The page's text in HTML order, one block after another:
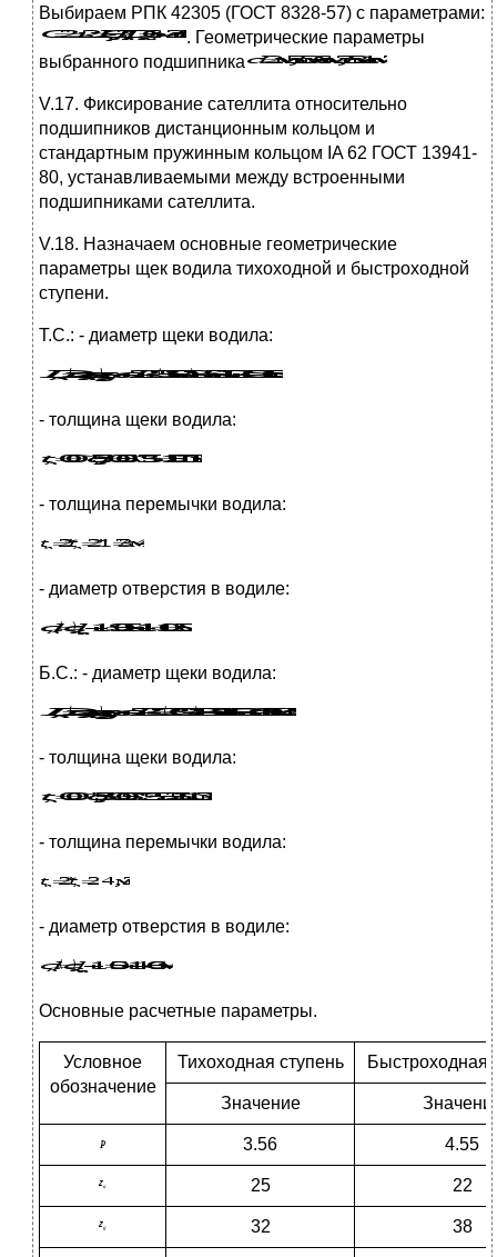
Выбираем РПК 42305 (ГОСТ 8328-57) с параметрами:
. Геометрические параметры
выбранного подшипника
V.17. Фиксирование сателлита относительно
подшипников дистанционным кольцом и
стандартным пружинным кольцом IA 62 ГОСТ 13941-
80, устанавливаемыми между встроенными
подшипниками сателлита.
V.18. Назначаем основные геометрические
параметры щек водила тихоходной и быстроходной
ступени.
Т.С.: - диаметр щеки водила:
- толщина щеки водила:
- толщина перемычки водила:
- диаметр отверстия в водиле:
Б.С.: - диаметр щеки водила:
- толщина щеки водила:
- толщина перемычки водила:
- диаметр отверстия в водиле:
Основные расчетные параметры.
Условное
обозначение
Тихоходная ступень Быстроходная
Значение
3.56 4.55
25 22
32 38